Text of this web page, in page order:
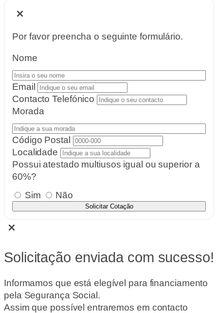
Por favor preencha o seguinte formulário.
Nome
Email
Contacto Telefónico
Morada
Código Postal
Localidade
Possui atestado multiusos igual ou superior a
60%?
Sim
Não
Solicitar Cotação
Solicitação enviada com sucesso!
Informamos que está elegível para financiamento
pela Segurança Social.
Assim que possível entraremos em contacto